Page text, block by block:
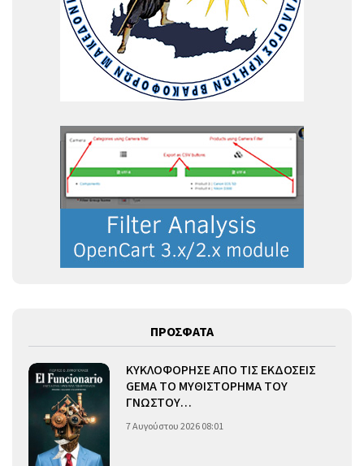
ΠΡΟΣΦΑΤΑ
ΚΥΚΛΟΦΟΡΗΣΕ ΑΠΟ ΤΙΣ ΕΚΔΟΣΕΙΣ
GEMA ΤΟ ΜΥΘΙΣΤΟΡΗΜΑ ΤΟΥ
ΓΝΩΣΤΟΥ…
7 Αυγούστου 2026 08:01